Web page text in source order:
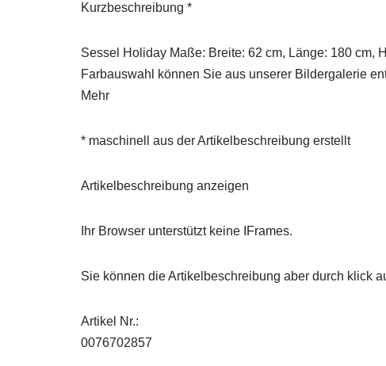
Kurzbeschreibung *
Sessel Holiday Maße: Breite: 62 cm, Länge: 180 cm,
Farbauswahl können Sie aus unserer Bildergalerie
Mehr
* maschinell aus der Artikelbeschreibung erstellt
Artikelbeschreibung anzeigen
Ihr Browser unterstützt keine IFrames.
Sie können die Artikelbeschreibung aber durch klick
Artikel Nr.:
0076702857